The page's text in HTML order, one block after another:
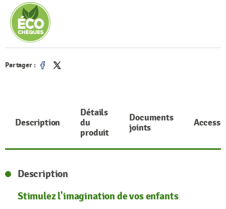
Partager :
Partager
Tweet
Description
Détails
du
produit
Documents
joints
Description
Stimulez l'imagination de vos enfants